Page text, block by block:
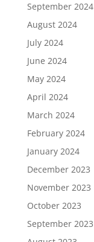
September 2024
August 2024
July 2024
June 2024
May 2024
April 2024
March 2024
February 2024
January 2024
December 2023
November 2023
October 2023
September 2023